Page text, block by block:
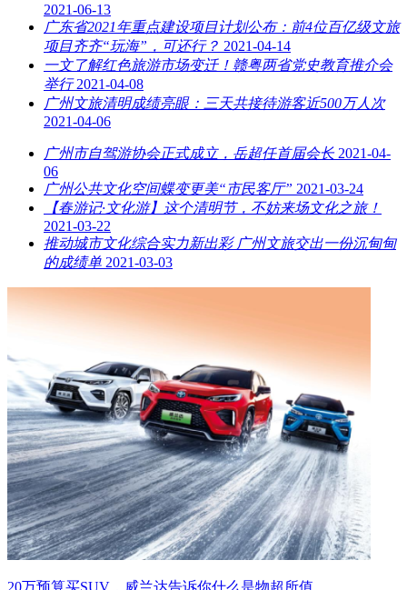
2021-06-13
广东省2021年重点建设项目计划公布：前4位百亿级文旅
项目齐齐“玩海”，可还行？ 2021-04-14
一文了解红色旅游市场变迁！赣粤两省党史教育推介会
举行 2021-04-08
广州文旅清明成绩亮眼：三天共接待游客近500万人次
2021-04-06
广州市自驾游协会正式成立，岳超任首届会长 2021-04-
06
广州公共文化空间蝶变更美“市民客厅” 2021-03-24
【春游记·文化游】这个清明节，不妨来场文化之旅！
2021-03-22
推动城市文化综合实力新出彩 广州文旅交出一份沉甸甸
的成绩单 2021-03-03
20万预算买SUV，威兰达告诉你什么是物超所值